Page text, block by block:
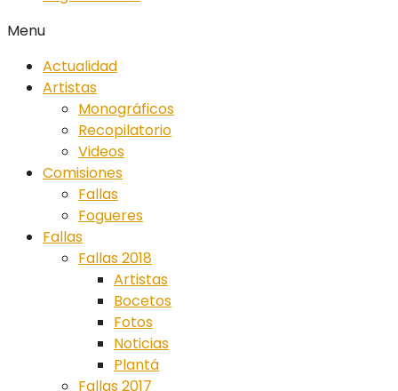
Menu
Actualidad
Artistas
Monográficos
Recopilatorio
Videos
Comisiones
Fallas
Fogueres
Fallas
Fallas 2018
Artistas
Bocetos
Fotos
Noticias
Plantá
Fallas 2017